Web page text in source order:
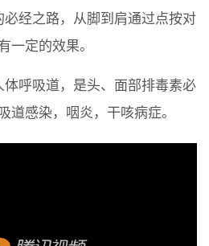
经之路，从脚到肩通过点按对
一定的效果。
呼吸道，是头、面部排毒素必
道感染，咽炎，干咳病症。